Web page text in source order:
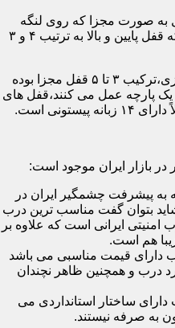
صورت مجزا که روی لنگه
درب نصب می گردد به این صورت که قفل پایین و بالا به ترتیب ۴ و ۳
قفل مولتی پوینت:یا همان قفل مرکزی،ترکیب ۳ تا ۵ قفل مجزا بوده
پارچه عمل می کنند،قفل های
است.
بازار ایران موجود است:
پیشرفت چشمگیر ایران در
بتوان گفت مناسب ترین درب
ایرانی است که علاوه بر
هم است.
قیمت مناسبی می باشد
درب و همچنین ظاهر نچندان
ساختار استانداردی می
به صرفه نیستند.